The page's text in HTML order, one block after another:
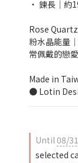
‧ 鍊長│約
Rose Quartz
粉水晶能量
常佩戴的戀
Made in
● Lotin
Until08/
selected